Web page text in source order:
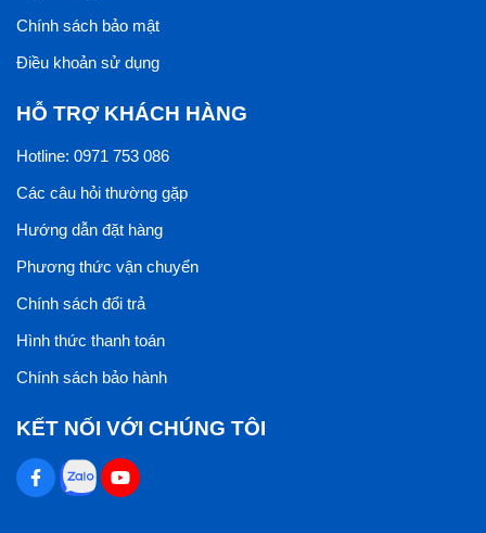
Chính sách bảo mật
Điều khoản sử dụng
HỖ TRỢ KHÁCH HÀNG
Hotline: 0971 753 086
Các câu hỏi thường gặp
Hướng dẫn đặt hàng
Phương thức vận chuyển
Chính sách đổi trả
Hình thức thanh toán
Chính sách bảo hành
KẾT NỐI VỚI CHÚNG TÔI